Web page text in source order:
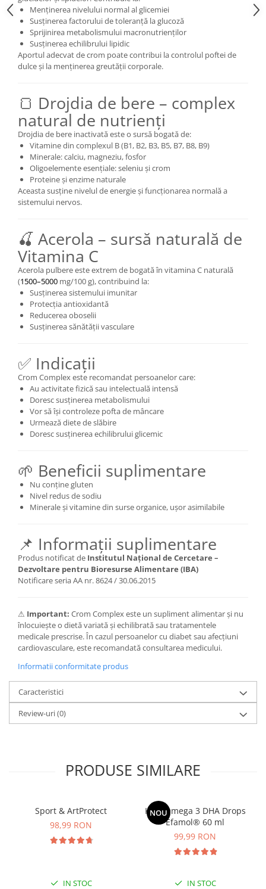
Cătină
Chlorella
Colina
Electroliti
Cacao
Menținerea nivelului normal al glicemiei
Susținerea factorului de toleranță la glucoză
Sprijinirea metabolismului macronutrienților
Susținerea echilibrului lipidic
Aportul adecvat de crom poate contribui la controlul poftei de
dulce și la menținerea greutății corporale.
🍞 Drojdia de bere – complex
natural de nutrienți
Drojdia de bere inactivată este o sursă bogată de:
Vitamine din complexul B (B1, B2, B3, B5, B7, B8, B9)
Minerale: calciu, magneziu, fosfor
Oligoelemente esențiale: seleniu și crom
Proteine și enzime naturale
Aceasta susține nivelul de energie și funcționarea normală a
sistemului nervos.
🍒 Acerola – sursă naturală de
Vitamina C
Acerola pulbere este extrem de bogată în vitamina C naturală
(1500–5000 mg/100 g), contribuind la:
Susținerea sistemului imunitar
Protecția antioxidantă
Reducerea oboselii
Susținerea sănătății vasculare
✅ Indicații
Crom Complex este recomandat persoanelor care:
Au activitate fizică sau intelectuală intensă
Doresc susținerea metabolismului
Vor să își controleze pofta de mâncare
Urmează diete de slăbire
Doresc susținerea echilibrului glicemic
🌱 Beneficii suplimentare
Nu conține gluten
Nivel redus de sodiu
Minerale și vitamine din surse organice, ușor asimilabile
📌 Informații suplimentare
Produs notificat de Institutul Național de Cercetare –
Dezvoltare pentru Bioresurse Alimentare (IBA)
Notificare seria AA nr. 8624 / 30.06.2015
⚠ Important: Crom Complex este un supliment alimentar și nu
înlocuiește o dietă variată și echilibrată sau tratamentele
medicale prescrise. În cazul persoanelor cu diabet sau afecțiuni
cardiovasculare, este recomandată consultarea medicului.
Informatii conformitate produs
Caracteristici
Review-uri(0)
PRODUSE SIMILARE
Sport & ArtProtect
98,99 RON
IN STOC
NOU
Kids Omega 3 DHA Drops
Efamol® 60 ml
99,99 RON
IN STOC